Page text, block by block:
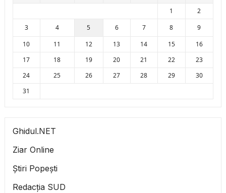
1
2
3
4 5 6 7 8
9
10
11 12 13 14 15
16
17
18 19 20 21 22
23
24
25 26 27 28 29
30
31
Ghidul.NET
Ziar Online
Știri Popești
Redacția SUD